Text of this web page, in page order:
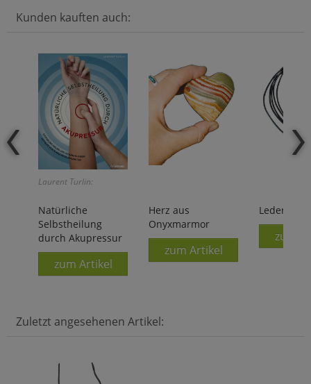
Kunden kauften auch:
Laurent Turlin:
Natürliche
Selbstheilung
durch Akupressur
zum Artikel
Herz aus
Onyxmarmor
zum Artikel
Lederband
zum
Zuletzt angesehenen Artikel: